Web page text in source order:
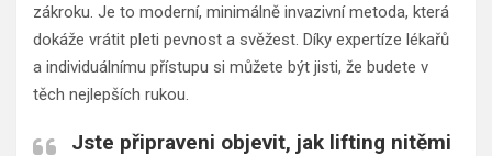
zákroku. Je to moderní, minimálně invazivní metoda, která
dokáže vrátit pleti pevnost a svěžest. Díky expertíze lékařů
a individuálnímu přístupu si můžete být jisti, že budete v
těch nejlepších rukou.
Jste připraveni objevit, jak lifting nitěmi